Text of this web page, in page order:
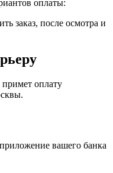
оплаты:
заказ, после осмотра и
оплату
вашего банка